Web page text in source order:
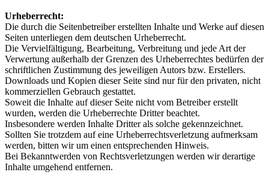
Urheberrecht:
Die durch die Seitenbetreiber erstellten Inhalte und Werke auf diesen
Seiten unterliegen dem deutschen Urheberrecht.
Die Vervielfältigung, Bearbeitung, Verbreitung und jede Art der
Verwertung außerhalb der Grenzen des Urheberrechtes bedürfen der
schriftlichen Zustimmung des jeweiligen Autors bzw. Erstellers.
Downloads und Kopien dieser Seite sind nur für den privaten, nicht
kommerziellen Gebrauch gestattet.
Soweit die Inhalte auf dieser Seite nicht vom Betreiber erstellt
wurden, werden die Urheberrechte Dritter beachtet.
Insbesondere werden Inhalte Dritter als solche gekennzeichnet.
Sollten Sie trotzdem auf eine Urheberrechtsverletzung aufmerksam
werden, bitten wir um einen entsprechenden Hinweis.
Bei Bekanntwerden von Rechtsverletzungen werden wir derartige
Inhalte umgehend entfernen.